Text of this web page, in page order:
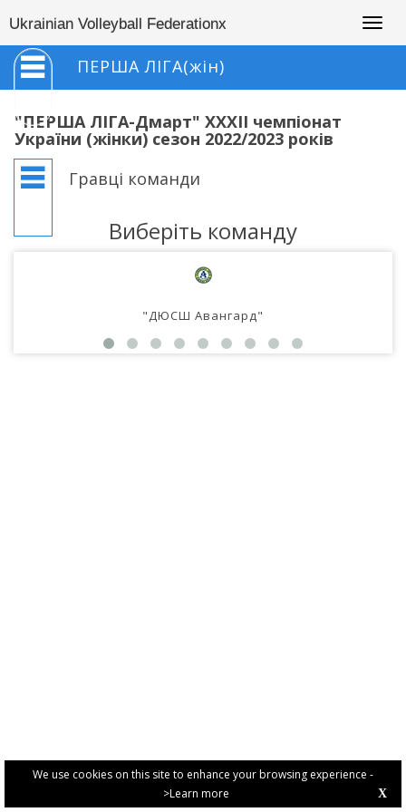
We use cookies on this site to enhance your browsing experience -
>Learn more
X
Ukrainian Volleyball Federationx
ПЕРША ЛІГА(жін)
"ПЕРША ЛІГА-Дмарт" XXXII чемпіонат
України (жінки) сезон 2022/2023 років
Гравці команди
Виберіть команду
"ДЮСШ Авангард"